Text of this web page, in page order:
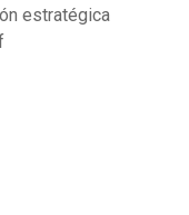
estratégica